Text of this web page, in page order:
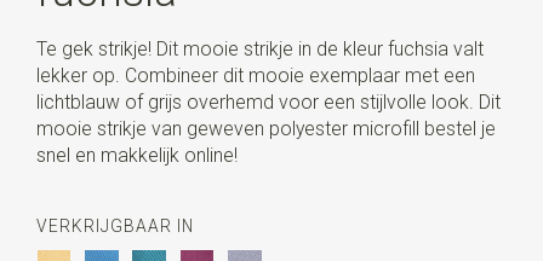
Te gek strikje! Dit mooie strikje in de kleur fuchsia valt
lekker op. Combineer dit mooie exemplaar met een
lichtblauw of grijs overhemd voor een stijlvolle look. Dit
mooie strikje van geweven polyester microfill bestel je
snel en makkelijk online!
VERKRIJGBAAR IN